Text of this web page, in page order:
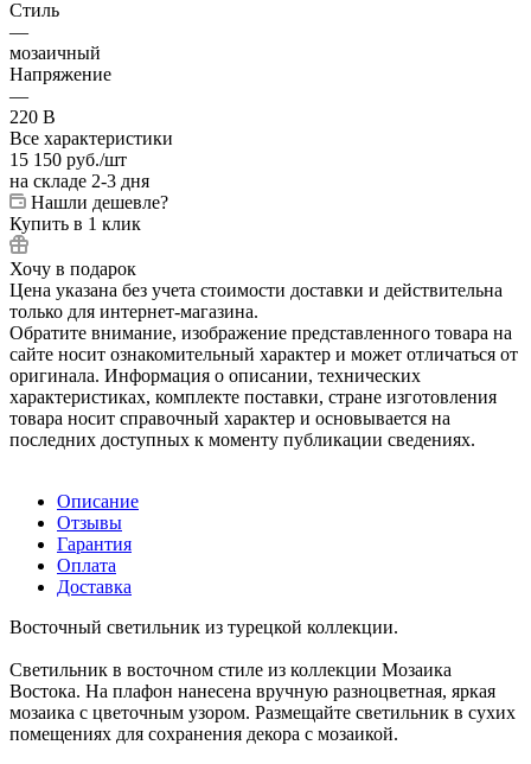
Стиль
—
мозаичный
Напряжение
—
220 В
Все характеристики
15 150 руб./шт
на складе 2-3 дня
Нашли дешевле?
Купить в 1 клик
Хочу в подарок
Цена указана без учета стоимости доставки и действительна
только для интернет-магазина.
Обратите внимание, изображение представленного товара на
сайте носит ознакомительный характер и может отличаться от
оригинала. Информация о описании, технических
характеристиках, комплекте поставки, стране изготовления
товара носит справочный характер и основывается на
последних доступных к моменту публикации сведениях.
Описание
Отзывы
Гарантия
Оплата
Доставка
Восточный светильник из турецкой коллекции.
Светильник в восточном стиле из коллекции Мозаика
Востока. На плафон нанесена вручную разноцветная, яркая
мозаика с цветочным узором. Размещайте светильник в сухих
помещениях для сохранения декора с мозаикой.